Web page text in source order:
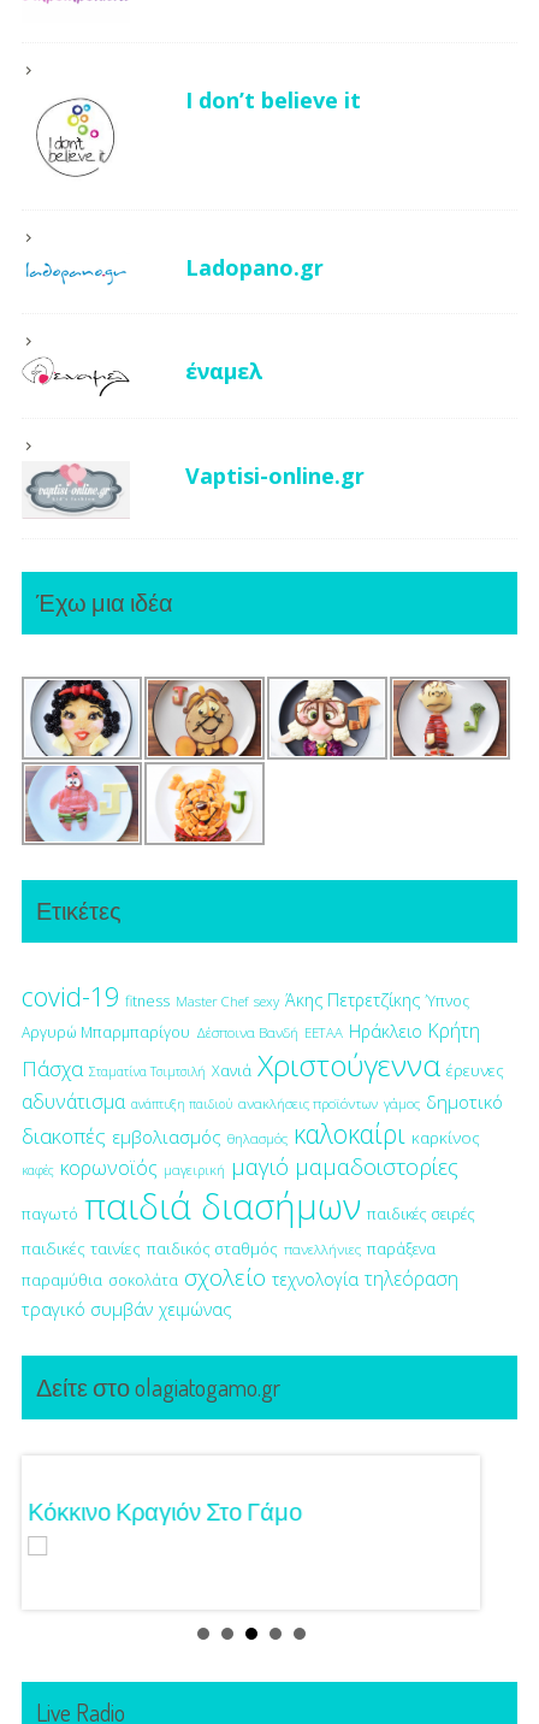
I don’t believe it
Ladopano.gr
έναμελ
Vaptisi-online.gr
Έχω μια ιδέα
Ετικέτες
covid-19 fitness Master Chef sexy Άκης Πετρετζίκης Ύπνος
Αργυρώ Μπαρμπαρίγου Δέσποινα Βανδή ΕΕΤΑΑ Ηράκλειο Κρήτη
Πάσχα Σταματίνα Τσιμτσιλή Χανιά Χριστούγεννα έρευνες
αδυνάτισμα ανάπτυξη παιδιού ανακλήσεις προϊόντων γάμος δημοτικό
διακοπές εμβολιασμός θηλασμός καλοκαίρι καρκίνος
καφές κορωνοϊός μαγειρική μαγιό μαμαδοιστορίες
παγωτό παιδιά διασήμων παιδικές σειρές
παιδικές ταινίες παιδικός σταθμός πανελλήνιες παράξενα
παραμύθια σοκολάτα σχολείο τεχνολογία τηλεόραση
τραγικό συμβάν χειμώνας
Δείτε στο olagiatogamo.gr
Κόκκινο Κραγιόν Στο Γάμο
Live Radio